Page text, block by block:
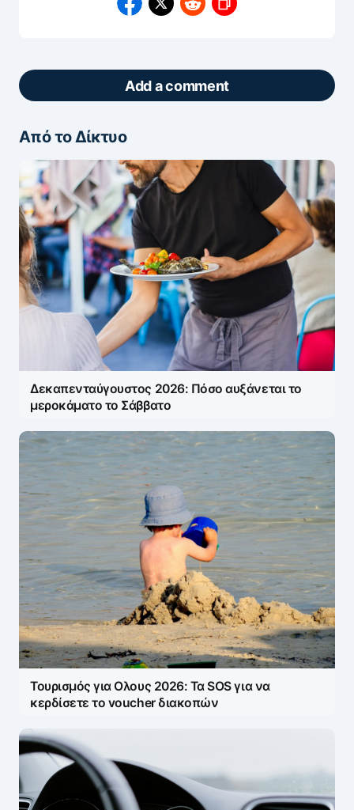
Add a comment
ΖΩΝΤΑΝΆ ΣΧΌΛΙΑ
Πάρτε μέρος στη συζήτηση — το σχόλιό σας
ελέγχεται άμεσα από AI (Ελληνικά & Αγγλικά).
ΠΡΟΣΤΑΣΊΑ AI
Η ηλ. διεύθυνση σας δεν δημοσιεύεται. Τα
υποχρεωτικά πεδία σημειώνονται με*
Message *
Name
E-mail*
Save my name and e-mail in this browser for the
next time I comment.
Από το Δίκτυο
Δεκαπενταύγουστος 2026: Πόσο αυξάνεται το
μεροκάματο το Σάββατο
Τουρισμός για Ολους 2026: Τα SOS για να
κερδίσετε το voucher διακοπών